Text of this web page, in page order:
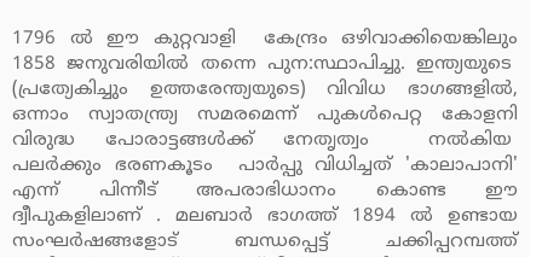
1796 ല്‍ ഈ കുറ്റവാളി കേന്ദ്രം ഒഴിവാക്കിയെങ്കിലും
1858 ജനുവരിയില്‍ തന്നെ പുന:സ്ഥാപിച്ചു. ഇന്ത്യയുടെ
(പ്രത്യേകിച്ചും ഉത്തരേന്ത്യയുടെ) വിവിധ ഭാഗങ്ങളില്‍,
ഒന്നാം സ്വാതന്ത്ര്യ സമരമെന്ന് പുകള്‍പെറ്റ കോളനി
വിരുദ്ധ പോരാട്ടങ്ങള്‍ക്ക് നേതൃത്വം നല്‍കിയ
പലര്‍ക്കും ഭരണകൂടം പാര്‍പ്പു വിധിച്ചത് 'കാലാപാനി'
എന്ന് പിന്നീട് അപരാഭിധാനം കൊണ്ട ഈ
ദ്വീപുകളിലാണ് . മലബാര്‍ ഭാഗത്ത് 1894 ല്‍ ഉണ്ടായ
സംഘര്‍ഷങ്ങളോട് ബന്ധപ്പെട്ട് ചക്കിപ്പറമ്പത്ത്